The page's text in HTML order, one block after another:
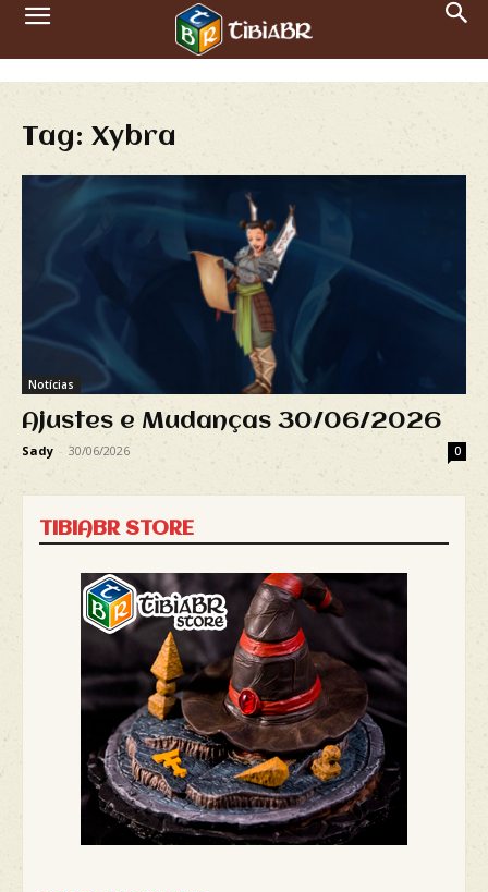
Tag: Xybra
Notícias
Ajustes e Mudanças 30/06/2026
Sady - 30/06/2026 0
TIBIABR STORE